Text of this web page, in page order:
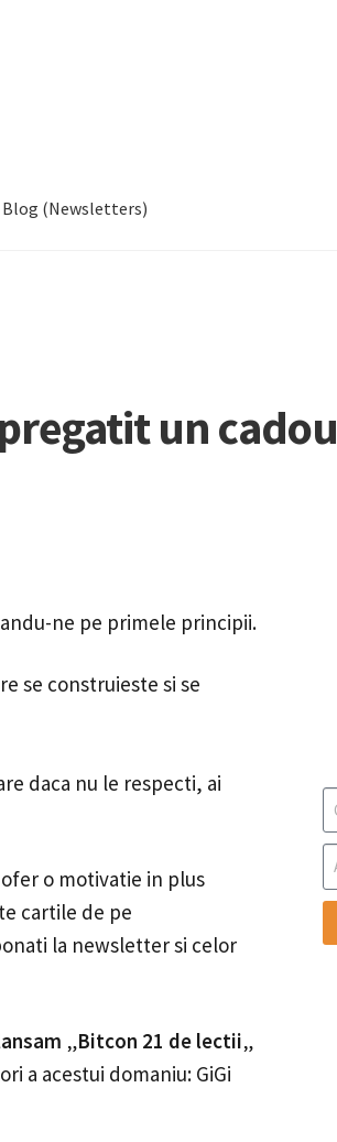
Blog (Newsletters)
un cadou
ne pe primele principii.
se construieste si se
daca nu le respecti, ai
o motivatie in plus
cartile de pe
la newsletter si celor
„Bitcon 21 de lectii„
a acestui domaniu: GiGi